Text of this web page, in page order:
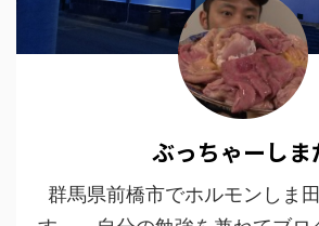
ぶっちゃーしま
群馬県前橋市でホルモンしま